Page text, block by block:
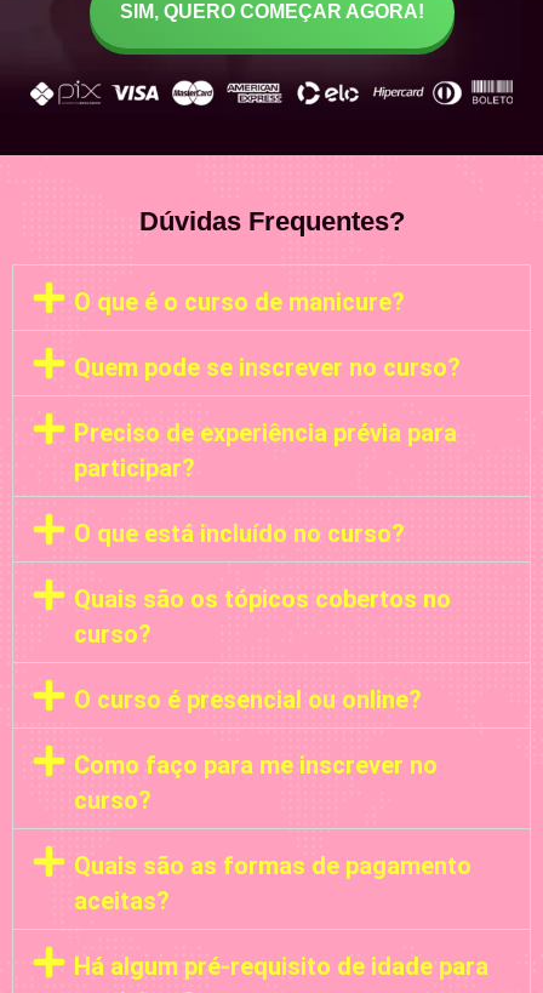
SIM, QUERO COMEÇAR AGORA!
Dúvidas Frequentes?
O que é o curso de manicure?
Quem pode se inscrever no curso?
Preciso de experiência prévia para
participar?
O que está incluído no curso?
Quais são os tópicos cobertos no
curso?
O curso é presencial ou online?
Como faço para me inscrever no
curso?
Quais são as formas de pagamento
aceitas?
Há algum pré-requisito de idade para